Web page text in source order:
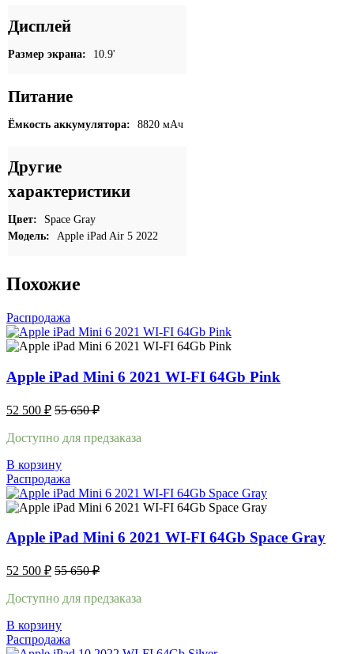
Дисплей
Размер экрана: 10.9'
Питание
Ёмкость аккумулятора: 8820 мАч
Другие
характеристики
Цвет:
Space Gray
Модель:
Apple iPad Air 5 2022
Похожие
Распродажа
Apple iPad Mini 6 2021 WI-FI 64Gb Pink
52 500 ₽ 55 650₽
Доступно для предзаказа
В корзину
Распродажа
Apple iPad Mini 6 2021 WI-FI 64Gb Space Gray
52 500 ₽ 55 650₽
Доступно для предзаказа
В корзину
Распродажа